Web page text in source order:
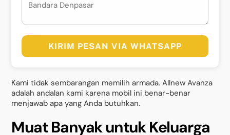
KIRIM PESAN VIA WHATSAPP
Kami tidak sembarangan memilih armada. Allnew Avanza
adalah andalan kami karena mobil ini benar-benar
menjawab apa yang Anda butuhkan.
Muat Banyak untuk Keluarga